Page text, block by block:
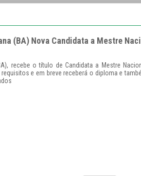
(BA) Nova Candidata a Mestre
recebe o título de Candidata a Mestre
e em breve receberá o diploma e